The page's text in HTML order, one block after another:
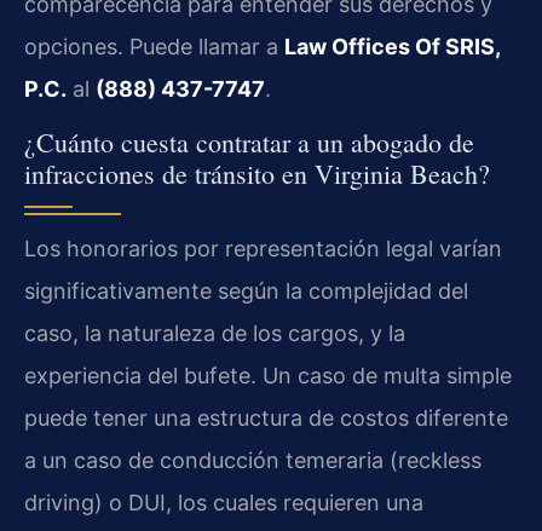
opciones. Puede llamar a Law Offices Of SRIS,
P.C. al (888) 437-7747.
¿Cuánto cuesta contratar a un abogado de
infracciones de tránsito en Virginia Beach?
Los honorarios por representación legal varían
significativamente según la complejidad del
caso, la naturaleza de los cargos, y la
experiencia del bufete. Un caso de multa simple
puede tener una estructura de costos diferente
a un caso de conducción temeraria (reckless
driving) o DUI, los cuales requieren una